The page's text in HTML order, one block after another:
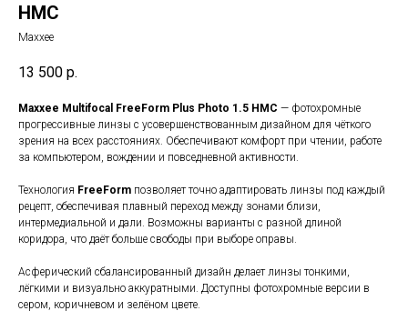
HMC
Maxxee
13 500 р.
Maxxee Multifocal FreeForm Plus Photo 1.5 HMC — фотохромные
прогрессивные линзы с усовершенствованным дизайном для чёткого
зрения на всех расстояниях. Обеспечивают комфорт при чтении, работе
за компьютером, вождении и повседневной активности.
Технология FreeForm позволяет точно адаптировать линзы под каждый
рецепт, обеспечивая плавный переход между зонами близи,
интермедиальной и дали. Возможны варианты с разной длиной
коридора, что даёт больше свободы при выборе оправы.
Асферический сбалансированный дизайн делает линзы тонкими,
лёгкими и визуально аккуратными. Доступны фотохромные версии в
сером, коричневом и зелёном цвете.